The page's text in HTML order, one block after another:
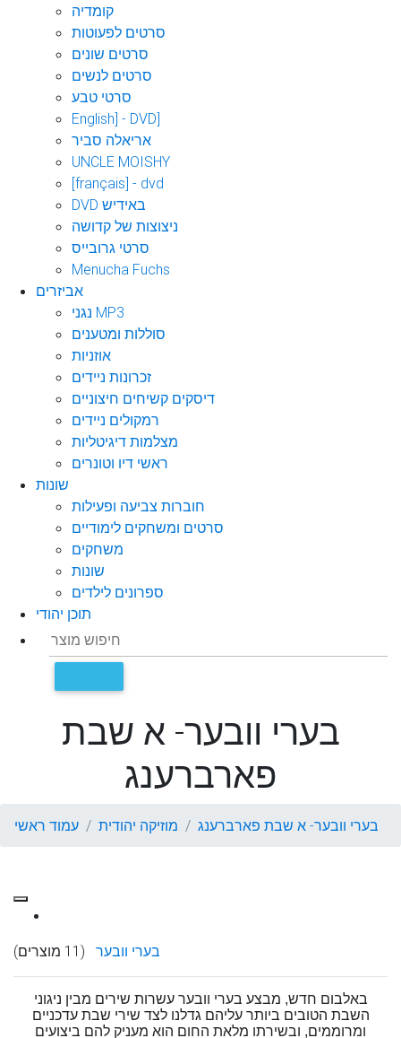
קומדיה
סרטים לפעוטות
סרטים שונים
סרטים לנשים
סרטי טבע
English] - DVD]
אריאלה סביר
UNCLE MOISHY
[français] - dvd
DVD באידיש
ניצוצות של קדושה
סרטי גרובייס
Menucha Fuchs
אביזרים
נגני MP3
סוללות ומטענים
אוזניות
זכרונות ניידים
דיסקים קשיחים חיצוניים
רמקולים ניידים
מצלמות דיגיטליות
ראשי דיו וטונרים
שונות
חוברות צביעה ופעילות
סרטים ומשחקים לימודיים
משחקים
שונות
ספרונים לילדים
תוכן יהודי
בערי וובער- א שבת
פארברענג
עמוד ראשי מוזיקה יהודית בערי וובער- א שבת פארברענג
בערי וובער (11 מוצרים)
באלבום חדש, מבצע בערי וובער עשרות שירים מבין ניגוני
השבת הטובים ביותר עליהם גדלנו לצד שירי שבת עדכניים
ומרוממים, ובשירתו מלאת החום הוא מעניק להם ביצועים